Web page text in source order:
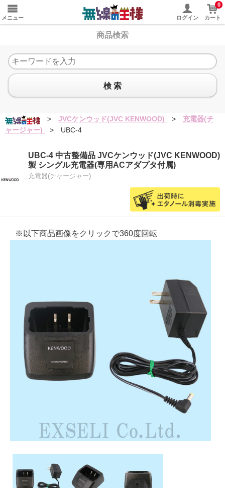
メニュー ログイン
0
カート
商品検索
検 索
> JVCケンウッド(JVC KENWOOD) >
充電器(チ
ャージャー)
> UBC-4
UBC-4 中古整備品 JVCケンウッド(JVC KENWOOD)
製 シングル充電器(専用ACアダプタ付属)
充電器(チャージャー)
※以下商品画像をクリックで360度回転